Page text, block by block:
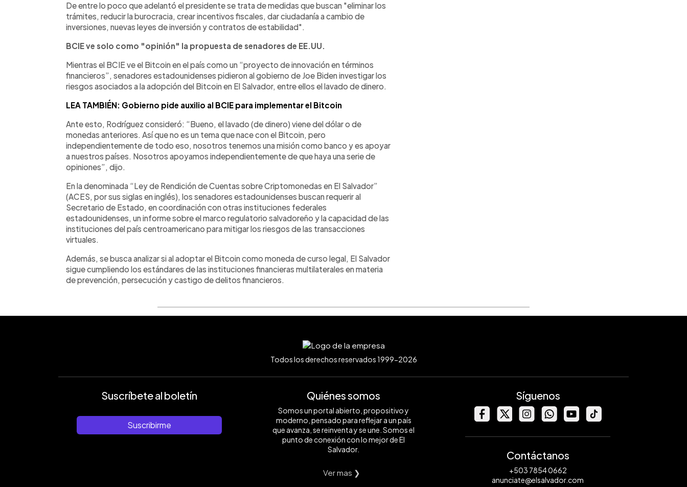
De entre lo poco que adelantó el presidente se trata de medidas que buscan "eliminar los
trámites, reducir la burocracia, crear incentivos fiscales, dar ciudadanía a cambio de
inversiones, nuevas leyes de inversión y contratos de estabilidad".
BCIE ve solo como "opinión" la propuesta de senadores de EE.UU.
Mientras el BCIE ve el Bitcoin en el país como un “proyecto de innovación en términos
financieros”, senadores estadounidenses pidieron al gobierno de Joe Biden investigar los
riesgos asociados a la adopción del Bitcoin en El Salvador, entre ellos el lavado de dinero.
LEA TAMBIÉN: Gobierno pide auxilio al BCIE para implementar el Bitcoin
Ante esto, Rodríguez consideró: “Bueno, el lavado (de dinero) viene del dólar o de
monedas anteriores. Así que no es un tema que nace con el Bitcoin, pero
independientemente de todo eso, nosotros tenemos una misión como banco y es apoyar
a nuestros países. Nosotros apoyamos independientemente de que haya una serie de
opiniones”, dijo.
En la denominada “Ley de Rendición de Cuentas sobre Criptomonedas en El Salvador”
(ACES, por sus siglas en inglés), los senadores estadounidenses buscan requerir al
Secretario de Estado, en coordinación con otras instituciones federales
estadounidenses, un informe sobre el marco regulatorio salvadoreño y la capacidad de las
instituciones del país centroamericano para mitigar los riesgos de las transacciones
virtuales.
Además, se busca analizar si al adoptar el Bitcoin como moneda de curso legal, El Salvador
sigue cumpliendo los estándares de las instituciones financieras multilaterales en materia
de prevención, persecución y castigo de delitos financieros.
Todos los derechos reservados 1999-2026
Suscríbete al boletín
Suscribirme
Quiénes somos
Somos un portal abierto, propositivo y
moderno, pensado para reflejar a un país
que avanza, se reinventa y se une. Somos el
punto de conexión con lo mejor de El
Salvador.
Ver mas ❯
Síguenos
Contáctanos
+503 7854 0662
anunciate@elsalvador.com